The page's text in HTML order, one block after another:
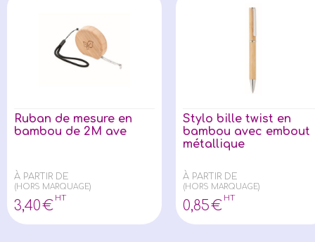
Ruban de mesure en
bambou de 2M ave
À PARTIR DE
(HORS MARQUAGE)
3,40€
HT
Stylo bille twist en
bambou avec embout
métallique
À PARTIR DE
(HORS MARQUAGE)
0,85€
HT